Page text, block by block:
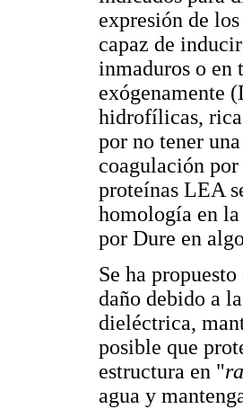
expresión de
capaz de
inmaduros o en
exógenamente
hidrofílicas,
por no tener
coagulación
proteínas LEA
homología en
por Dure en
Se ha
daño debido a
dieléctrica,
posible que
estructura en "
agua y